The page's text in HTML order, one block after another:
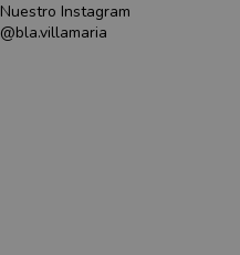
Nuestro Instagram
@bla.villamaria